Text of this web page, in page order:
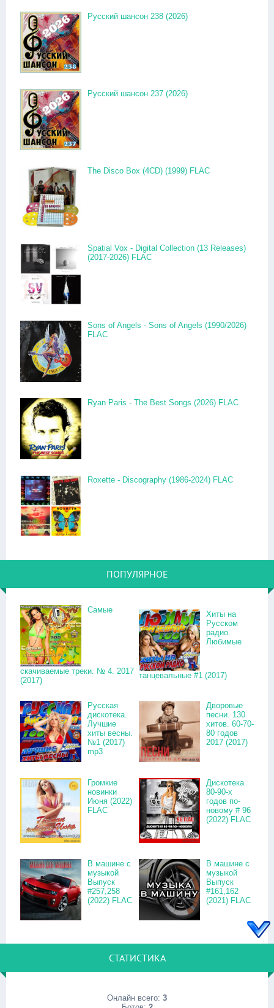
Русский шансон 238 (2026)
Русский шансон 237 (2026)
The Disco Box (4CD) (1999) FLAC
Spatial Vox - Digital Collection (13 Releases)
(2017-2026) FLAC
Sons of Angels - Sons of Angels (1990/2026)
FLAC
Ryan Paris - The Best Songs (2026) FLAC
Roxette - Discography (1986-2024) FLAC
ПОПУЛЯРНОЕ
Самые
скачиваемые треки. № 4. 2017
(2017)
Хиты на
Русском
радио.
Любимые
танцевальные #1 (2017)
Русская
дискотека.
Лучшие
хиты весны.
№1 (2017)
mp3
Дворовые
песни. 130
хитов. 60-70-
80 годов
2017 (2017)
Громкие
новинки
Июня (2022)
FLAC
Дискотека
80-90-х
годов по-
новому # 96
(2022) FLAC
В машине с
музыкой
Выпуск
#257,258
(2022) FLAC
В машине с
музыкой
Выпуск
#161,162
(2021) FLAC
СТАТИСТИКА
Онлайн всего: 3